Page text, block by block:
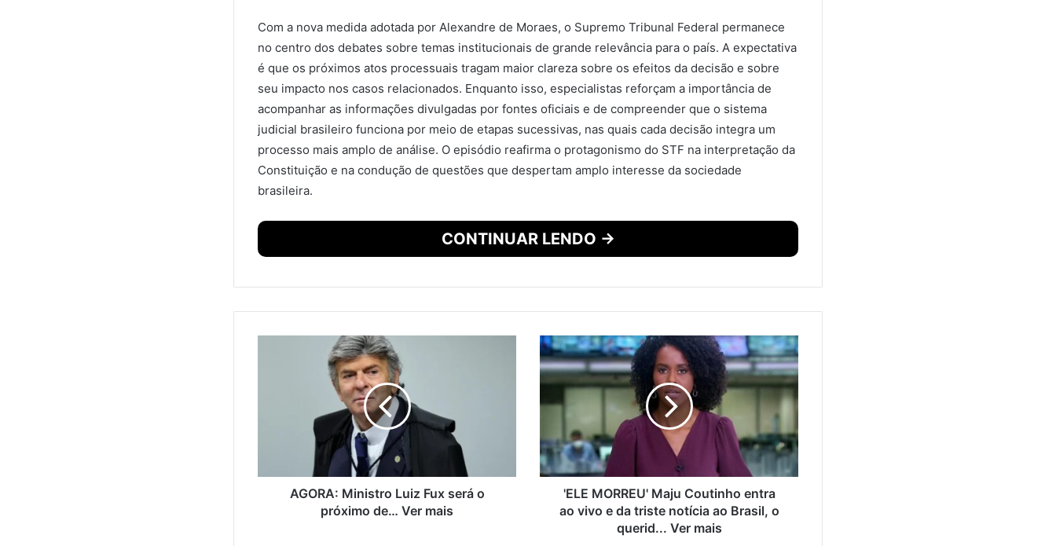
Com a nova medida adotada por Alexandre de Moraes, o Supremo Tribunal Federal permanece
no centro dos debates sobre temas institucionais de grande relevância para o país. A expectativa
é que os próximos atos processuais tragam maior clareza sobre os efeitos da decisão e sobre
seu impacto nos casos relacionados. Enquanto isso, especialistas reforçam a importância de
acompanhar as informações divulgadas por fontes oficiais e de compreender que o sistema
judicial brasileiro funciona por meio de etapas sucessivas, nas quais cada decisão integra um
processo mais amplo de análise. O episódio reafirma o protagonismo do STF na interpretação da
Constituição e na condução de questões que despertam amplo interesse da sociedade
brasileira.
CONTINUAR LENDO →
AGORA: Ministro Luiz Fux será o
próximo de… Ver mais
'ELE MORREU' Maju Coutinho entra
ao vivo e da triste notícia ao Brasil, o
querid... Ver mais